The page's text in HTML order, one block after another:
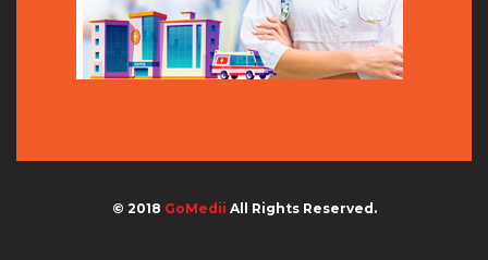
© 2018 GoMedii All Rights Reserved.